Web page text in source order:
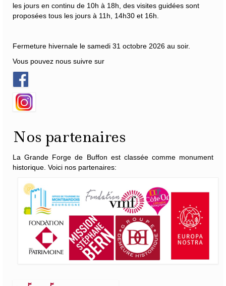
les jours en continu de 10h à 18h, des visites guidées sont
proposées tous les jours à 11h, 14h30 et 16h.
Fermeture hivernale le samedi 31 octobre 2026 au soir.
Vous pouvez nous suivre sur
Nos partenaires
La Grande Forge de Buffon est classée comme monument
historique. Voici nos partenaires: